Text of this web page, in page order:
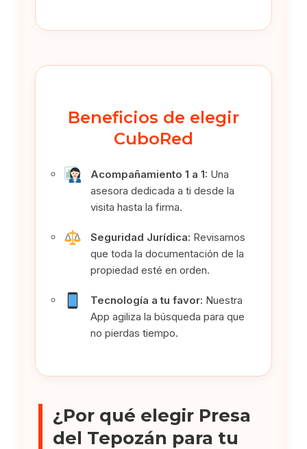
Beneficios de elegir
CuboRed
Acompañamiento 1 a 1: Una
asesora dedicada a ti desde la
visita hasta la firma.
Seguridad Jurídica: Revisamos
que toda la documentación de la
propiedad esté en orden.
Tecnología a tu favor: Nuestra
App agiliza la búsqueda para que
no pierdas tiempo.
¿Por qué elegir Presa
del Tepozán para tu